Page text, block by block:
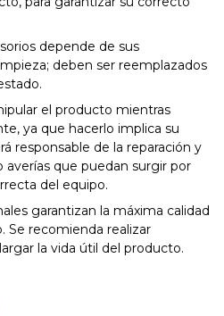
depende de sus
deben ser reemplazados
el producto mientras
ya que hacerlo implica su
responsable de la reparación y
averías que puedan surgir por
del equipo.
garantizan la máxima calidad
Se recomienda realizar
la vida útil del producto.